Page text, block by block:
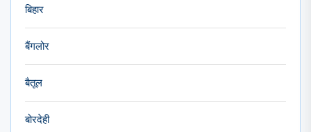
बिहार
बैंगलोर
बैतूल
बोरदेही